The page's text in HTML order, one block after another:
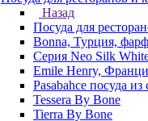
Назад
Посуда для
Bonna, Турция,
Cерия Neo Silk
Emile Henry,
Pasabahce посуда из
Tessera By Bone
Tierra By Bone